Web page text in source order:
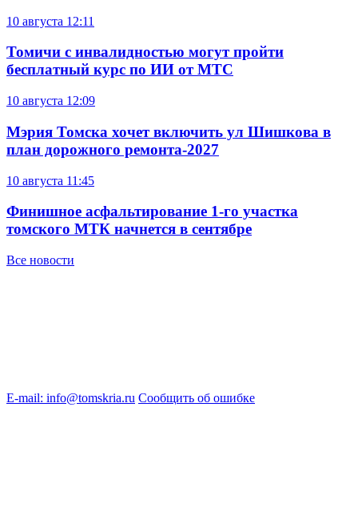
10 августа 12:11
Томичи с инвалидностью могут пройти
бесплатный курс по ИИ от МТС
10 августа 12:09
Мэрия Томска хочет включить ул Шишкова в
план дорожного ремонта-2027
10 августа 11:45
Финишное асфальтирование 1-го участка
томского МТК начнется в сентябре
Все новости
E-mail: info@tomskria.ru Сообщить об ошибке